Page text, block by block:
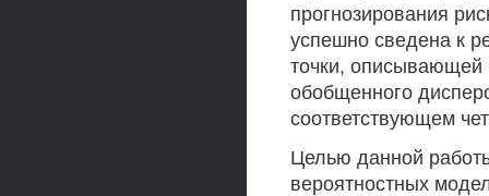
прогнозирования
успешно сведена к
точки, описывающей
обобщенного
соответствующем
Целью данной
вероятностных